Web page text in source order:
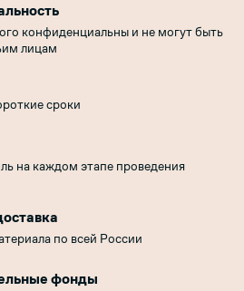
конфиденциальны и не могут быть
лицам
сроки
на каждом этапе проведения
по всей России
фонды